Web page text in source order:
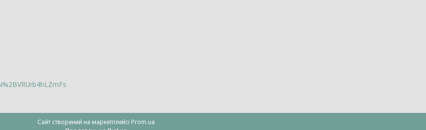
Сайт створений на маркетплейсі Prom.ua